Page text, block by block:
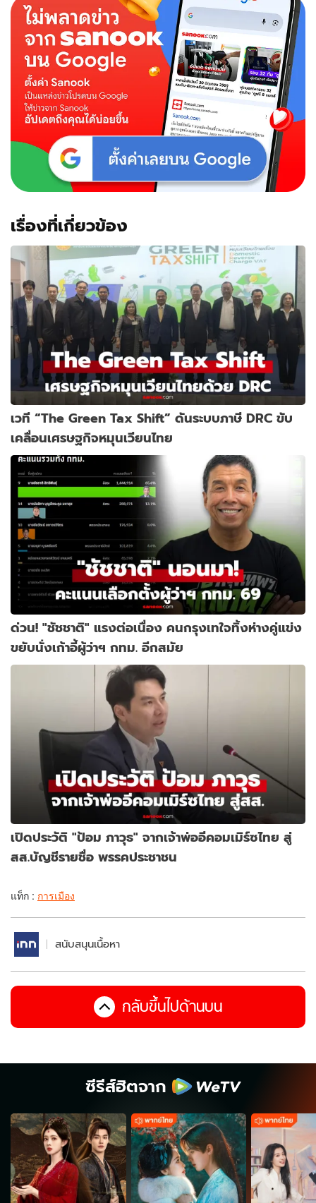
เรื่องที่เกี่ยวข้อง
เวที “The Green Tax Shift” ดันระบบภาษี DRC ขับ
เคลื่อนเศรษฐกิจหมุนเวียนไทย
ด่วน! "ชัชชาติ" แรงต่อเนื่อง คนกรุงเทใจทิ้งห่างคู่แข่ง
ขยับนั่งเก้าอี้ผู้ว่าฯ กทม. อีกสมัย
เปิดประวัติ "ป้อม ภาวุธ" จากเจ้าพ่ออีคอมเมิร์ซไทย สู่
สส.บัญชีรายชื่อ พรรคประชาชน
แท็ก : การเมือง
สนับสนุนเนื้อหา
กลับขึ้นไปด้านบน
ซีรีส์ฮิตจาก